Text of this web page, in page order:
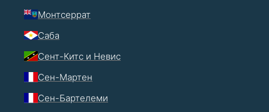
Монтсеррат
Саба
Сент-Китс и Невис
Сен-Мартен
Сен-Бартелеми